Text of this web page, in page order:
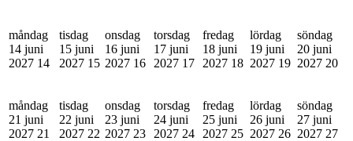
måndag
14 juni
2027 14
tisdag
15 juni
2027 15
onsdag
16 juni
2027 16
torsdag
17 juni
2027 17
fredag
18 juni
2027 18
lördag
19 juni
2027 19
söndag
20 juni
2027 20
måndag
21 juni
2027 21
tisdag
22 juni
2027 22
onsdag
23 juni
2027 23
torsdag
24 juni
2027 24
fredag
25 juni
2027 25
lördag
26 juni
2027 26
söndag
27 juni
2027 27